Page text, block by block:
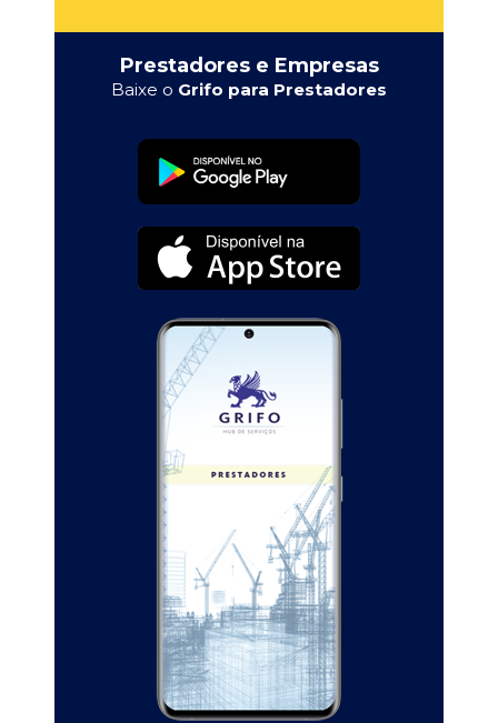
Prestadores e Empresas
Baixe o Grifo para Prestadores